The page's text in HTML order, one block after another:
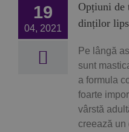
19
04, 2021
Opțiuni de
dinților
Pe lângă
sunt
a formula
foarte
vârstă
creează un